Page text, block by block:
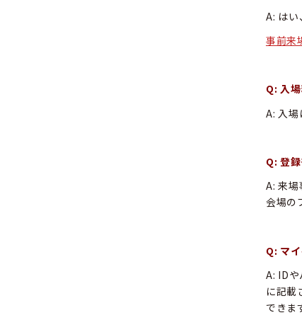
A: はい
事前来
Q: 入
A: 入場
Q: 登
A: 来
会場の
Q: マ
A: ID
に記載
できま